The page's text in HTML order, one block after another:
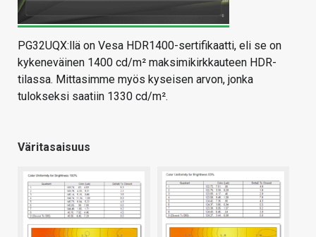
PG32UQX:llä on Vesa HDR1400-sertifikaatti, eli se on
kykeneväinen 1400 cd/m² maksimikirkkauteen HDR-
tilassa. Mittasimme myös kyseisen arvon, jonka
tulokseksi saatiin 1330 cd/m².
Väritasaisuus